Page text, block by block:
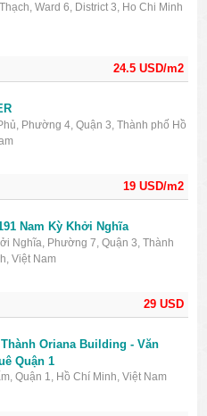
24.5 USD/m2
Ward 6, District 3, Ho Chi Minh
19 USD/m2
Phường 4, Quận 3, Thành phố Hồ
29 USD
Nam Kỳ Khởi Nghĩa
Nghĩa, Phường 7, Quận 3, Thành
Việt Nam
Oriana Building - Văn
Quận 1
Quận 1, Hồ Chí Minh, Việt Nam